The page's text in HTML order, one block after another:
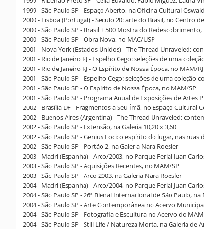
1999 - São Paulo SP - Espaço Aberto, na Oficina Cultural
2000 - Lisboa (Portugal) - Século 20: arte do Brasil, no Centro
2000 - São Paulo SP - Brasil + 500 Mostra do
2000 - São Paulo SP - Obra Nova, no MAC/USP
2001 - Nova York (Estados Unidos) - The Thread Unraveled:
2001 - Rio de Janeiro RJ - Espelho Cego: seleções de uma
2001 - Rio de Janeiro RJ - O Espírito de Nossa Época, no MAM/RJ
2001 - São Paulo SP - Espelho Cego: seleções de uma coleção
2001 - São Paulo SP - O Espírito de Nossa Época, no MAM/SP
2001 - São Paulo SP - Programa Anual de Exposições de Artes
2002 - Brasília DF - Fragmentos a Seu Ímã, no Espaço Cultural
2002 - Buenos Aires (Argentina) - The Thread Unraveled:
2002 - São Paulo SP - Extensão, na Galeria 10,20 x 3,60
2002 - São Paulo SP - Genius Loci: o espírito do lugar, nas
2002 - São Paulo SP - Portão 2, na Galeria Nara Roesler
2003 - Madri (Espanha) - Arco/2003, no Parque Ferial Juan
2003 - São Paulo SP - Aquisições Recentes, no MAM/SP
2003 - São Paulo SP - Arco 2003, na Galeria Nara Roesler
2004 - Madri (Espanha) - Arco/2004, no Parque Ferial Juan
2004 - São Paulo SP - 26ª Bienal Internacional de São Paulo,
2004 - São Paulo SP - Arte Contemporânea no Acervo
2004 - São Paulo SP - Fotografia e Escultura no Acervo do
2004 - São Paulo SP - Still Life / Natureza Morta, na Galeria de